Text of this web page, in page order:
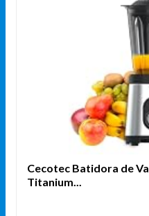
Cecotec Batidora de
Titanium...